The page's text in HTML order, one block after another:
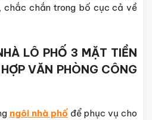
chắc chắn trong bố cục cả về
LÔ PHỐ 3 MẶT TIỀN
VĂN PHÒNG CÔNG
ngôi nhà phố để phục vụ cho